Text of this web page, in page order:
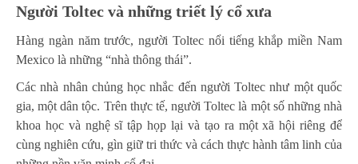
Người Toltec và những triết lý cổ xưa
Hàng ngàn năm trước, người Toltec nổi tiếng khắp miền Nam
Mexico là những “nhà thông thái”.
Các nhà nhân chủng học nhắc đến người Toltec như một quốc
gia, một dân tộc. Trên thực tế, người Toltec là một số những nhà
khoa học và nghệ sĩ tập họp lại và tạo ra một xã hội riêng để
cùng nghiên cứu, gìn giữ tri thức và cách thực hành tâm linh của